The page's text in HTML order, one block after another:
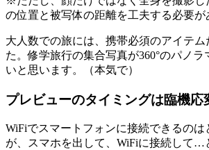
の位置と被写体の距離を工夫する必要が
大人数での旅には、携帯必須のアイテム
た。修学旅行の集合写真が360°のパノ
いと思います。（本気で）
プレビューのタイミングは臨機応
WiFiでスマートフォンに接続できるのは
が、スマホを出して、WiFiに接続して…